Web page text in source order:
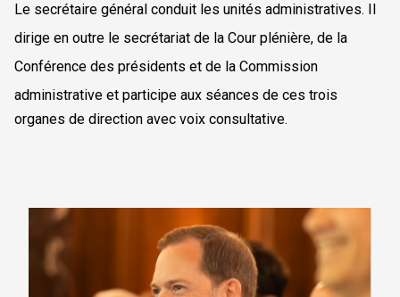
Le secrétaire général conduit les unités administratives. Il
dirige en outre le secrétariat de la Cour plénière, de la
Conférence des présidents et de la Commission
administrative et participe aux séances de ces trois
organes de direction avec voix consultative.